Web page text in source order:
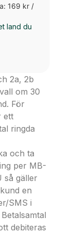
169 kr /
land du
2a, 2b
om 30
För
ett
ringda
och ta
per MB-
så gäller
en
SMS i
debiteras